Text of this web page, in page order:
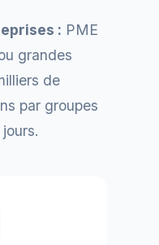
: PME
grandes
de
par groupes